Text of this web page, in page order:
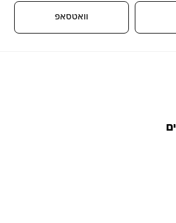
וואטסאפ